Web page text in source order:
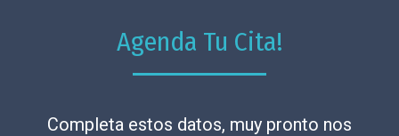
Agenda Tu Cita!
Completa estos datos, muy pronto nos